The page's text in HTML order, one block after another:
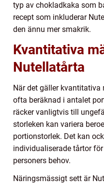
typ av chokladkaka som
recept som inkluderar
den ännu mer smakrik.
Kvantitativa
Nutellatårta
När det gäller
ofta beräknad i antalet
räcker vanligtvis till
storleken kan variera
portionstorlek. Det kan
individualiserade tårtor
personers behov.
Näringsmässigt sett är